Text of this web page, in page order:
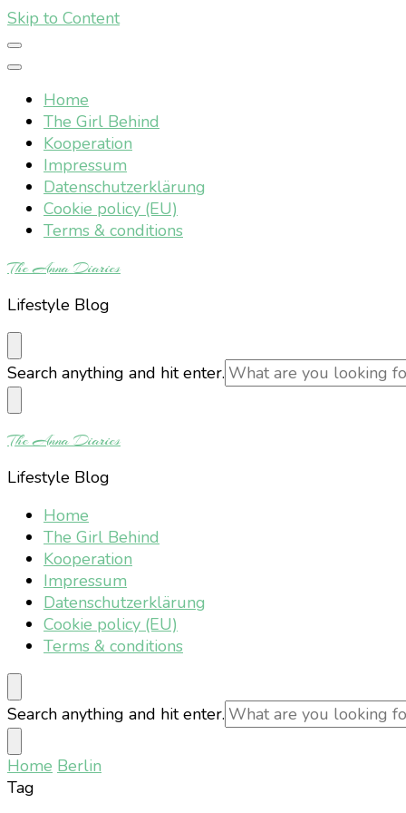
Skip to Content
Home
The Girl Behind
Kooperation
Impressum
Datenschutzerklärung
Cookie policy (EU)
Terms & conditions
The Anna Diaries
Lifestyle Blog
Looking
for
Something?
Search anything and hit enter.
The Anna Diaries
Lifestyle Blog
Home
The Girl Behind
Kooperation
Impressum
Datenschutzerklärung
Cookie policy (EU)
Terms & conditions
Looking
for
Something?
Search anything and hit enter.
Home Berlin
Tag